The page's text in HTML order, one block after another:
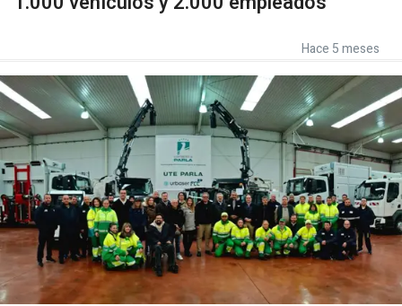
Hace 5 meses